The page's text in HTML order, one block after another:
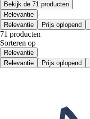
Bekijk de 71 producten
Relevantie
Relevantie
Prijs oplopend
71 producten
Sorteren op
Relevantie
Relevantie
Prijs oplopend